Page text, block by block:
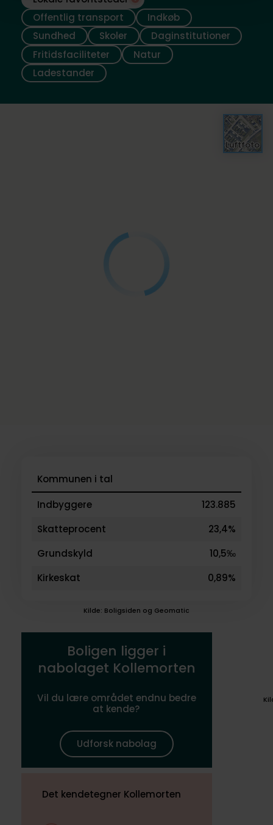
Offentlig transport
Indkøb
Sundhed
Skoler
Daginstitutioner
Fritidsfaciliteter
Natur
Ladestander
Luftfoto
Kommunen i tal
Indbyggere
123.885
Skatteprocent
23,4%
Grundskyld
10,5‰
Kirkeskat
0,89%
Kilde: Boligsiden og Geomatic
Boligen ligger i
nabolaget Kollemorten
Vil du lære området endnu bedre
at kende?
Udforsk nabolag
Det kendetegner Kollemorten